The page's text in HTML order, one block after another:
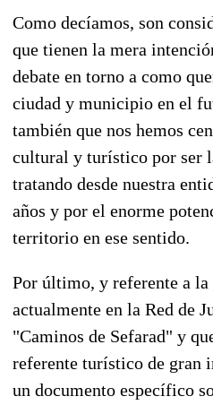
Como decíamos, son
que tienen la mera
debate en torno a como
ciudad y municipio en el
también que nos hemos
cultural y turístico por ser
tratando desde nuestra
años y por el enorme
territorio en ese sentido.
Por último, y referente a la
actualmente en la Red de
"Caminos de Sefarad" y
referente turístico de gran
un documento específico